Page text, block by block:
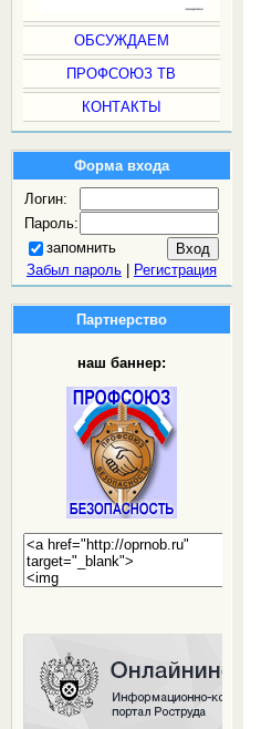
ОБСУЖДАЕМ
ПРОФСОЮЗ ТВ
КОНТАКТЫ
Форма входа
Логин:
Пароль:
запомнить
Забыл пароль| Регистрация
Партнерство
наш баннер: